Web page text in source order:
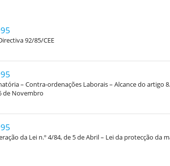
92/85/CEE
– Contra-ordenações Laborais – Alcance do artigo
de Novembro
da Lei n.º 4/84, de 5 de Abril – Lei da protecção da